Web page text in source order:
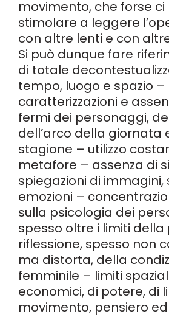
movimento, che forse ci
stimolare a leggere
con altre lenti e con
Si può dunque fare
di totale
tempo, luogo e spazio
caratterizzazioni e
fermi dei personaggi,
dell’arco della giornata
stagione – utilizzo
metafore – assenza di
spiegazioni di immagini,
emozioni –
sulla psicologia dei
spesso oltre i limiti della
riflessione, spesso non
ma distorta, della
femminile – limiti
economici, di potere, di
movimento, pensiero